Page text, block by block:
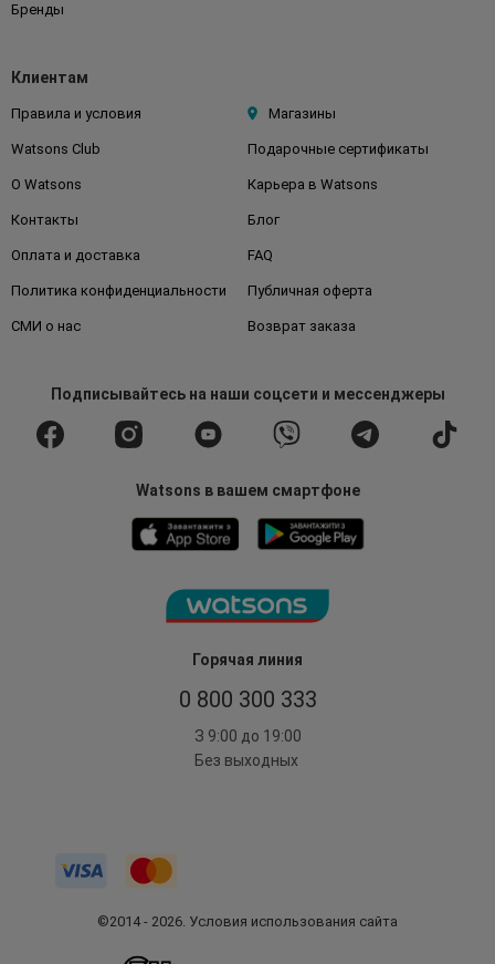
Горячая линия
0 800 300 333
З 9:00 до 19:00
Без выходных
Бренды
Клиентам
Правила и условия Магазины
Watsons Club Подарочные сертификаты
О Watsons Карьера в Watsons
Контакты Блог
Оплата и доставка FAQ
Политика конфиденциальности Публичная оферта
СМИ о нас Возврат заказа
Подписывайтесьна наши соцсети и мессенджеры
Watsons в вашем смартфоне
©2014 - 2026. Условия использования сайта